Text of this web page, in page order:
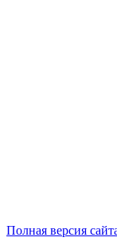
Полная версия